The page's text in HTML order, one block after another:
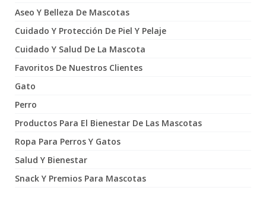
Aseo Y Belleza De Mascotas
Cuidado Y Protección De Piel Y Pelaje
Cuidado Y Salud De La Mascota
Favoritos De Nuestros Clientes
Gato
Perro
Productos Para El Bienestar De Las Mascotas
Ropa Para Perros Y Gatos
Salud Y Bienestar
Snack Y Premios Para Mascotas